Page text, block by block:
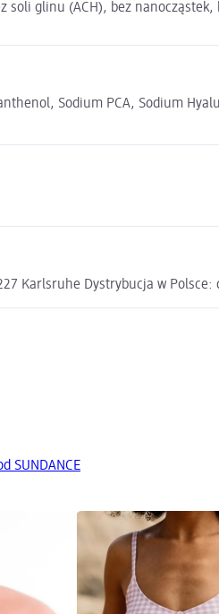
soli glinu (ACH), bez
Sodium PCA, Sodium
Karlsruhe Dystrybucja w
SUNDANCE